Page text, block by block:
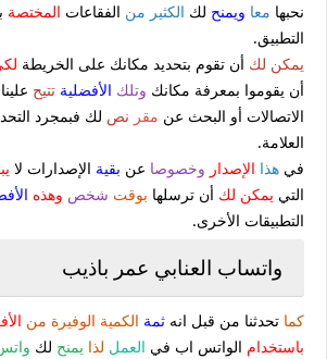
نحبها معا ويمنح لك الكثير من الفقاعات المختصة
التطبيق.
يمكن لك أن تقوم بتحديد مكانك على الخريطة
أن يقوموا بمعرفة مكانك وتلك الأفضلية تتيح علينا
الاتصالات أو البحث عن مقر نص لك فبمجرد
العلامة.
في هذا الإصدار وخصوصا عن بقية الإصدارات لا
التي يمكن لك أن ترسلها بوقت شخص وهذه
التطبيقات الأخرى.
واتساب العنابي عمر باذيب
كما تحدثنا من قبل انه ثمة الكمية الوفيرة من
باستخدام الواتس اب في العمل لذا يمنح لك